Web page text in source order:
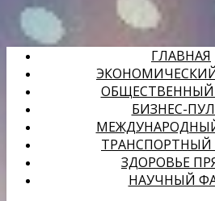
ГЛАВНАЯ
ОБЩЕСТВЕННЫЙ
БИЗНЕС-
ЗДОРОВЬЕ
НАУЧНЫЙ